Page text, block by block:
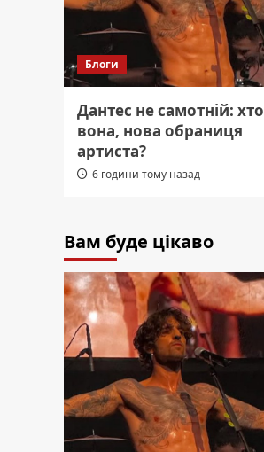
Блоги
Дантес не самотній: хто
вона, нова обраниця
артиста?
6 години тому назад
Вам буде цікаво